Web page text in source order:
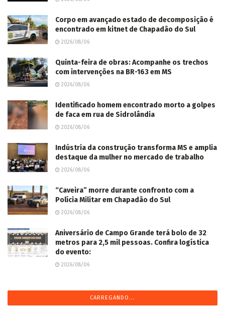
Corpo em avançado estado de decomposição é
encontrado em kitnet de Chapadão do Sul
2026/08/06
Quinta-feira de obras: Acompanhe os trechos
com intervenções na BR-163 em MS
2026/08/06
Identificado homem encontrado morto a golpes
de faca em rua de Sidrolândia
2026/08/06
Indústria da construção transforma MS e amplia
destaque da mulher no mercado de trabalho
2026/08/06
“Caveira” morre durante confronto com a
Polícia Militar em Chapadão do Sul
2026/08/06
Aniversário de Campo Grande terá bolo de 32
metros para 2,5 mil pessoas. Confira logística
do evento:
2026/08/06
CARREGANDO...